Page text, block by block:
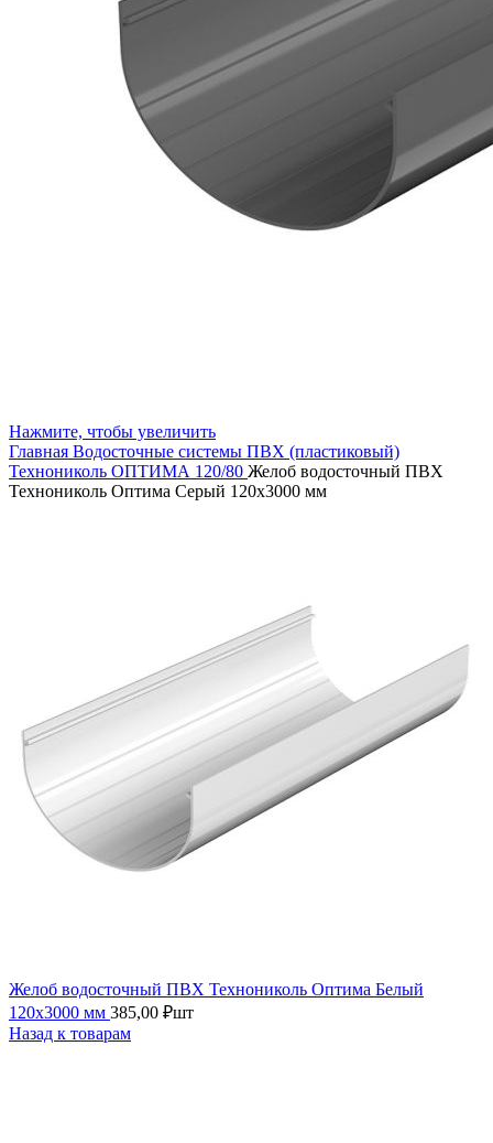
Нажмите, чтобы увеличить
Главная Водосточные системы ПВХ (пластиковый)
Технониколь ОПТИМА 120/80 Желоб водосточный ПВХ
Технониколь Оптима Серый 120х3000 мм
Желоб водосточный ПВХ Технониколь Оптима Белый
120х3000 мм 385,00 ₽шт
Назад к товарам